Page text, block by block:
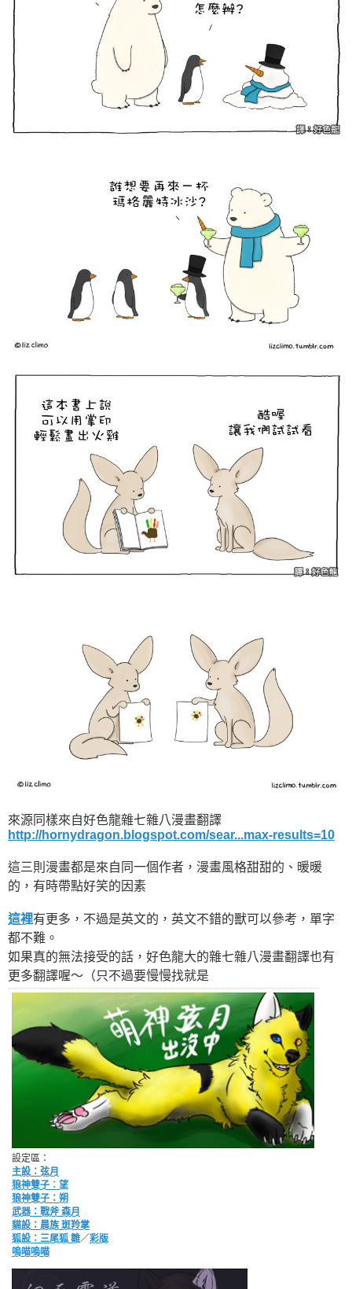
來源同樣來自好色龍雜七雜八漫畫翻譯
http://hornydragon.blogspot.com/sear...max-results=10
這三則漫畫都是來自同一個作者，漫畫風格甜甜的、暖暖
的，有時帶點好笑的因素
這裡有更多，不過是英文的，英文不錯的獸可以參考，單字
都不難。
如果真的無法接受的話，好色龍大的雜七雜八漫畫翻譯也有
更多翻譯喔～（只不過要慢慢找就是
設定區：
主設：弦月
狼神雙子︰望
狼神雙子：朔
武器：戰斧 森月
貓設：晨族 斑羚掌
狐設：三尾狐 雛／彩版
嗚喵嗚喵